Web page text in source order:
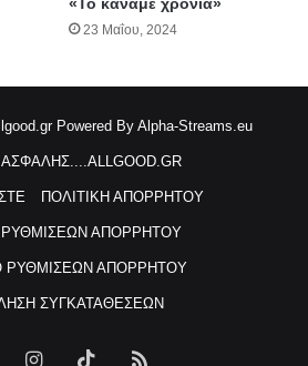
23 Μαΐου, 2024
Powered By Alpha-Streams.eu
ΑΣΦΑΛΗΣ....ALLGOOD.GR
ΠΟΛΙΤΙΚΗ ΑΠΟΡΡΗΤΟΥ
ΑΠΟΡΡΗΤΟΥ
ΡΥΘΜΙΣΕΩΝ ΑΠΟΡΡΗΤΟΥ
ΣΥΓΚΑΤΑΘΕΣΕΩΝ
FacebookInstagramTikTok